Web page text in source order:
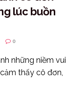
lúc buồn
0
những niềm vui
thấy cô đơn,